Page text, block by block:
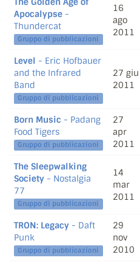
Apocalypse -
Thundercat
Gruppo di pubblicazioni
16
ago
2011
Level - Eric Hofbauer
and the Infrared
Band
Gruppo di pubblicazioni
27 giu
2011
Born Music - Padang
Food Tigers
Gruppo di pubblicazioni
27
apr
2011
The Sleepwalking
Society - Nostalgia
77
Gruppo di pubblicazioni
14
mar
2011
TRON: Legacy - Daft
Punk
Gruppo di pubblicazioni
29
nov
2010